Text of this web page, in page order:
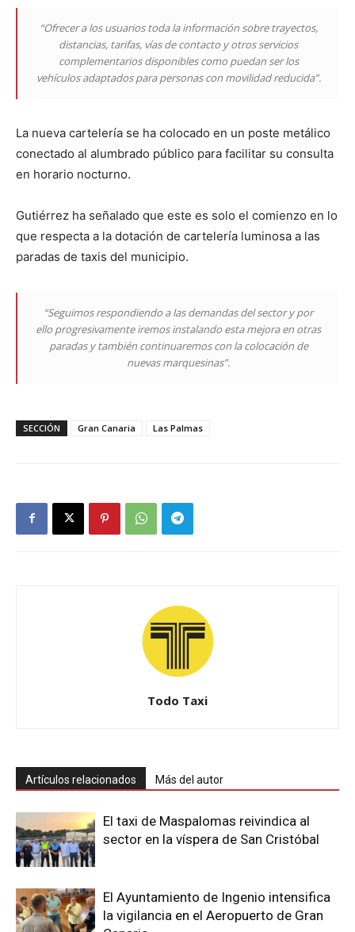
“Ofrecer a los usuarios toda la información sobre trayectos,
distancias, tarifas, vías de contacto y otros servicios
complementarios disponibles como puedan ser los
vehículos adaptados para personas con movilidad reducida”.
La nueva cartelería se ha colocado en un poste metálico
conectado al alumbrado público para facilitar su consulta
en horario nocturno.
Gutiérrez ha señalado que este es solo el comienzo en lo
que respecta a la dotación de cartelería luminosa a las
paradas de taxis del municipio.
“Seguimos respondiendo a las demandas del sector y por
ello progresivamente iremos instalando esta mejora en otras
paradas y también continuaremos con la colocación de
nuevas marquesinas”.
SECCIÓN Gran Canaria Las Palmas
Todo Taxi
Artículos relacionados Más del autor
El taxi de Maspalomas reivindica al
sector en la víspera de San Cristóbal
El Ayuntamiento de Ingenio intensifica
la vigilancia en el Aeropuerto de Gran